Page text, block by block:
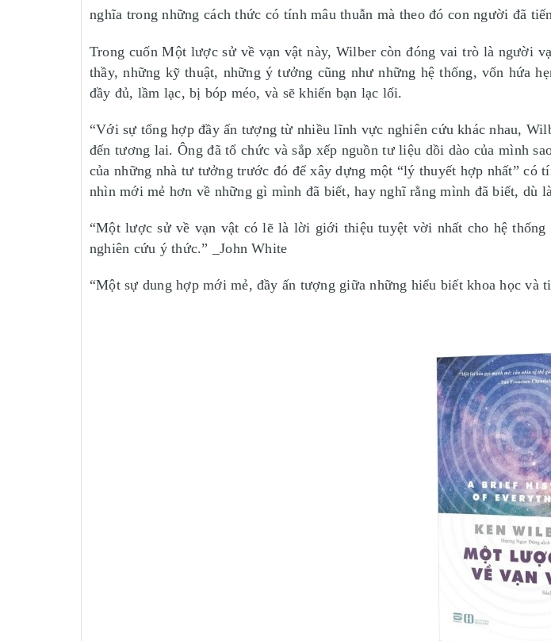
nghĩa trong những cách thức có tính mâu thuẫn mà theo đó con người đã
Trong cuốn Một lược sử về vạn vật này, Wilber còn đóng vai trò là người
thầy, những kỹ thuật, những ý tưởng cũng như những hệ thống, vốn hứa
đầy đủ, lầm lạc, bị bóp méo, và sẽ khiến bạn lạc lối.
“Với sự tổng hợp đầy ấn tượng từ nhiều lĩnh vực nghiên cứu khác nhau,
đến tương lai. Ông đã tổ chức và sắp xếp nguồn tư liệu dồi dào của mình
của những nhà tư tưởng trước đó để xây dựng một “lý thuyết hợp nhất”
nhìn mới mẻ hơn về những gì mình đã biết, hay nghĩ rằng mình đã biết, dù
“Một lược sử về vạn vật có lẽ là lời giới thiệu tuyệt vời nhất cho hệ
nghiên cứu ý thức.” _John White
“Một sự dung hợp mới mẻ, đầy ấn tượng giữa những hiểu biết khoa học